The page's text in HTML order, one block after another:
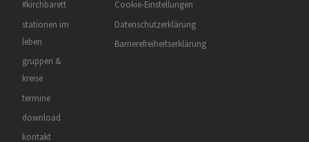
#kirchbarett
stationen im
leben
gruppen &
kreise
termine
download
kontakt
Cookie-Einstellungen
Datenschutzerklärung
Barrierefreiheitserklärung